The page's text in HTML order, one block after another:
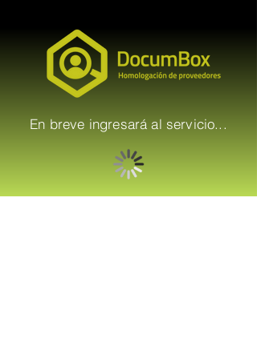
En breve ingresará al servicio...